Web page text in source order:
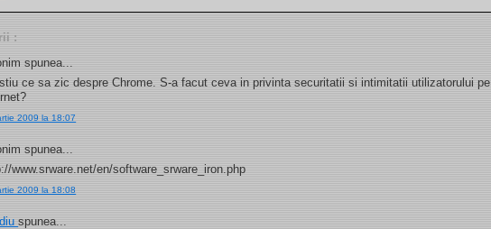
:
spunea...
ce sa zic despre Chrome. S-a facut ceva in privinta securitatii si intimitatii utilizatorului pe
2009 la 18:07
spunea...
www.srware.net/en/software_srware_iron.php
2009 la 18:08
spunea...